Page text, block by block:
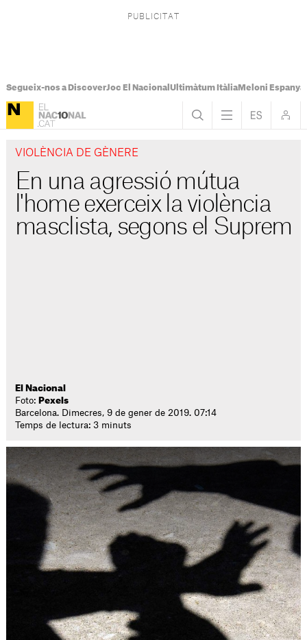
Segueix-nos a DiscoverJoc El Nacional Ultimàtum ItàliaMeloni Espanya
VIOLÈNCIA DE GÈNERE
En una agressió mútua
l'home exerceix la violència
masclista, segons el Suprem
El Nacional
Foto: Pexels
Barcelona. Dimecres, 9 de gener de 2019. 07:14
Temps de lectura: 3 minuts